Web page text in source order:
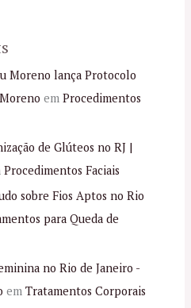
Moreno lança Protocolo
em Procedimentos
de Glúteos no RJ |
Procedimentos Faciais
sobre Fios Aptos no Rio
para Queda de
no Rio de Janeiro -
em Tratamentos Corporais